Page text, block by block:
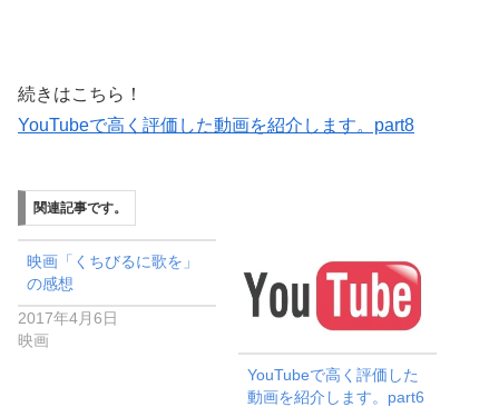
続きはこちら！
YouTubeで高く評価した動画を紹介します。part8
関連記事です。
映画「くちびるに歌を」
の感想
2017年4月6日
映画
YouTubeで高く評価した
動画を紹介します。part6